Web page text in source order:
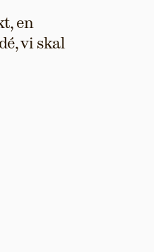
en
vi skal